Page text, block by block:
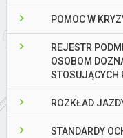
POMOC W
REJESTR
OSOBOM
STOSUJĄCYCH
ROZKŁAD
STANDARDY